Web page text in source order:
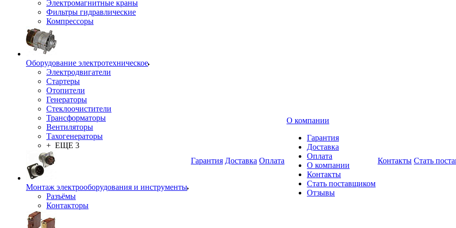
Электромагнитные краны
Фильтры гидравлические
Компрессоры
Оборудование электротехническое
Электродвигатели
Стартеры
Отопители
Генераторы
Стеклоочистители
Трансформаторы
Вентиляторы
Тахогенераторы
+ ЕЩЕ 3
Монтаж электрооборудования и инструменты
Разъёмы
Контакторы
Гарантия Доставка Оплата
О компании
Гарантия
Доставка
Оплата
О компании
Контакты
Стать поставщиком
Отзывы
Контакты Стать